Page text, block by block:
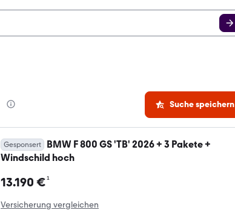
Suche speichern
Gesponsert
BMW F 800 GS 'TB' 2026 + 3 Pakete +
Windschild hoch
13.190 €¹
Versicherung vergleichen